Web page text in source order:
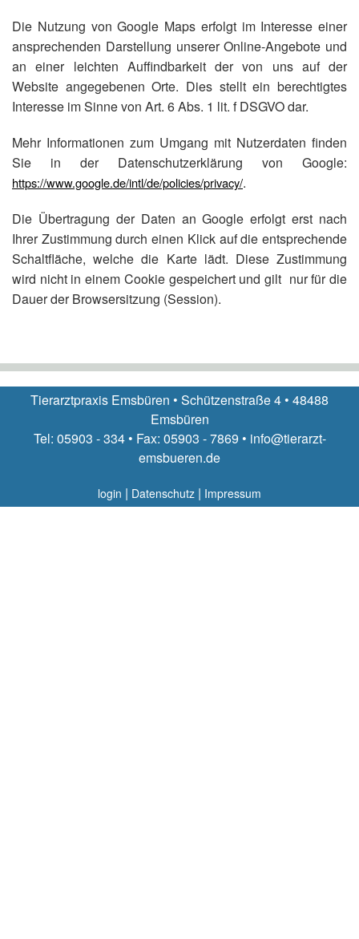
Die Nutzung von Google Maps erfolgt im Interesse einer
ansprechenden Darstellung unserer Online-Angebote und
an einer leichten Auffindbarkeit der von uns auf der
Website angegebenen Orte. Dies stellt ein berechtigtes
Interesse im Sinne von Art. 6 Abs. 1 lit. f DSGVO dar.
Mehr Informationen zum Umgang mit Nutzerdaten finden
Sie in der Datenschutzerklärung von Google:
https://www.google.de/intl/de/policies/privacy/.
Die Übertragung der Daten an Google erfolgt erst nach
Ihrer Zustimmung durch einen Klick auf die entsprechende
Schaltfläche, welche die Karte lädt. Diese Zustimmung
wird nicht in einem Cookie gespeichert und gilt nur für die
Dauer der Browsersitzung (Session).
Tierarztpraxis Emsbüren • Schützenstraße 4 • 48488
Emsbüren
Tel: 05903 - 334 • Fax: 05903 - 7869 • info@tierarzt-
emsbueren.de
login | Datenschutz | Impressum